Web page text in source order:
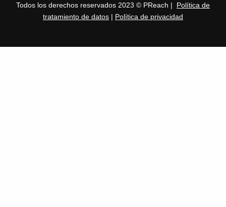
Todos los derechos reservados 2023 © PReach | Política de
tratamiento de datos | Política de privacidad